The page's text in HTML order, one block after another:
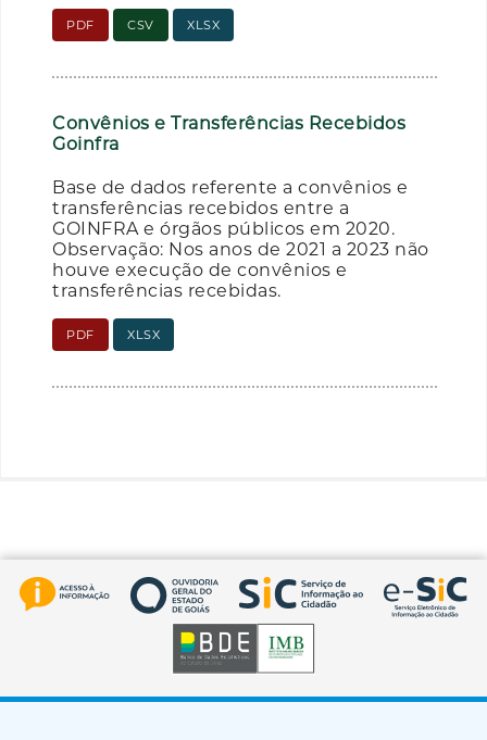
PDF CSV XLSX
Convênios e Transferências Recebidos
Goinfra
Base de dados referente a convênios e
transferências recebidos entre a
GOINFRA e órgãos públicos em 2020.
Observação: Nos anos de 2021 a 2023 não
houve execução de convênios e
transferências recebidas.
PDF XLSX